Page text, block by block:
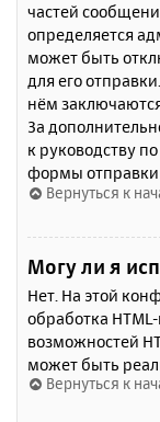
частей
определяется
может быть
для его
нём
За
к руководству
формы
Вернуться к
Могу ли я
Нет. На этой
обработка
возможностей
может быть
Вернуться к